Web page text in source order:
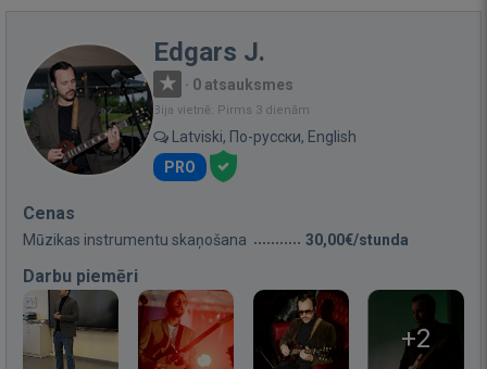
Edgars J.
· 0 atsauksmes
Bija vietnē: Pirms 3 dienām
Latviski, По-русски, English
PRO
Cenas
Mūzikas instrumentu skaņošana 30,00€/stunda
Darbu piemēri
+2